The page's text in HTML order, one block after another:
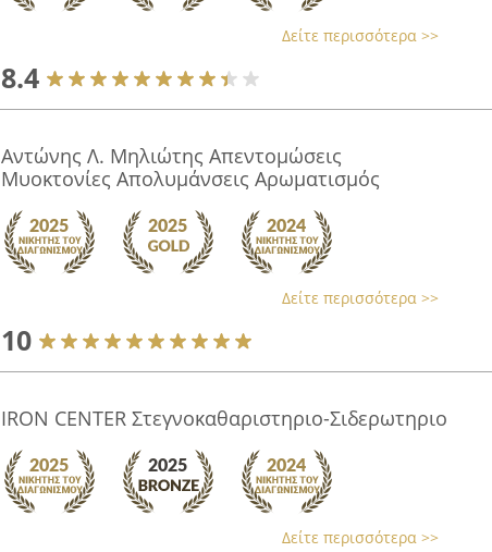
Δείτε περισσότερα >>
8.4
Αντώνης Λ. Μηλιώτης Απεντομώσεις
Μυοκτονίες Απολυμάνσεις Αρωματισμός
Δείτε περισσότερα >>
10
IRON CENTER Στεγνοκαθαριστηριο-Σιδερωτηριο
Δείτε περισσότερα >>